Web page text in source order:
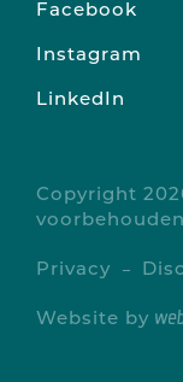
Facebook
Instagram
LinkedIn
Copyright
voorbehouden
Privacy
Website by